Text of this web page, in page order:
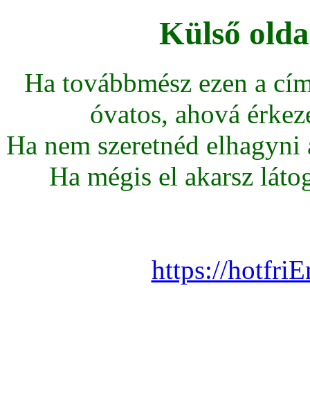
Külső
Ha továbbmész ezen a
óvatos, ahová
Ha nem szeretnéd
Ha mégis el akarsz
https://